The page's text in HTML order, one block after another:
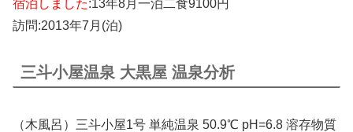
宿泊しました:13年8月一泊二食9100円
訪問:2013年7月(泊)
三斗小屋温泉 大黒屋 温泉分析
（木風呂）三斗小屋1号 単純温泉 50.9℃ pH=6.8 溶存物質